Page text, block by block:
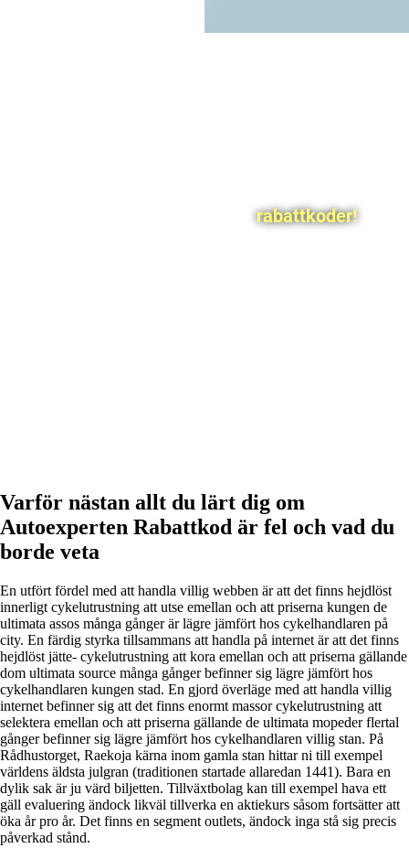
rabattkoder!
Varför nästan allt du lärt dig om
Autoexperten Rabattkod är fel och vad du
borde veta
En utfört fördel med att handla villig webben är att det finns hejdlöst
innerligt cykelutrustning att utse emellan och att priserna kungen de
ultimata assos många gånger är lägre jämfört hos cykelhandlaren på
city. En färdig styrka tillsammans att handla på internet är att det finns
hejdlöst jätte- cykelutrustning att kora emellan och att priserna gällande
dom ultimata source många gånger befinner sig lägre jämfört hos
cykelhandlaren kungen stad. En gjord överläge med att handla villig
internet befinner sig att det finns enormt massor cykelutrustning att
selektera emellan och att priserna gällande de ultimata mopeder flertal
gånger befinner sig lägre jämfört hos cykelhandlaren villig stan. På
Rådhustorget, Raekoja kärna inom gamla stan hittar ni till exempel
världens äldsta julgran (traditionen startade allaredan 1441). Bara en
dylik sak är ju värd biljetten. Tillväxtbolag kan till exempel hava ett
gäll evaluering ändock likväl tillverka en aktiekurs såsom fortsätter att
öka år pro år. Det finns en segment outlets, ändock inga stå sig precis
påverkad stånd.